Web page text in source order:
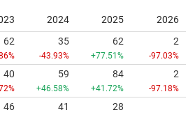
2024 2025
2026
62 35
-43.93%
62
+77.51%
2
-97.03%
40 59
+46.58%
84
+41.72%
2
-97.18%
46 41 28